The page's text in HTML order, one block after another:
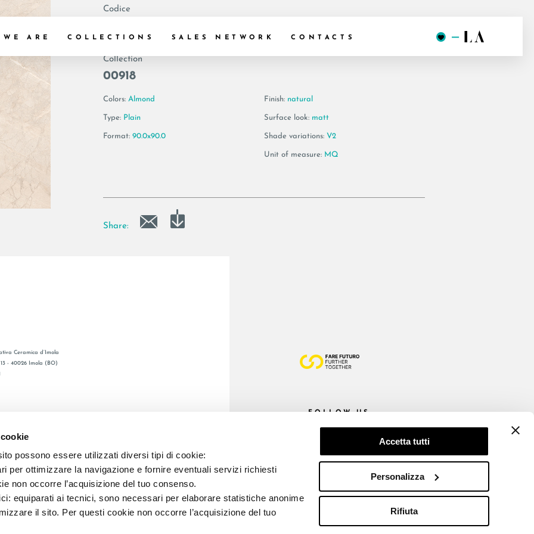
possono essere utilizzati diversi tipi di cookie:
per ottimizzare la navigazione e fornire eventuali servizi richiesti
non occorre l’acquisizione del tuo consenso.
equiparati ai tecnici, sono necessari per elaborare statistiche anonime
il sito. Per questi cookie non occorre l’acquisizione del tuo
Accetta tutti
Personalizza
Rifiuta
WE ARE COLLECTIONS SALES NETWORK CONTACTS
Codice
Collection
00918
Colors: Almond
Type: Plain
Format: 90.0x90.0
Finish: natural
Surface look: matt
Shade variations: V2
Unit of measure: MQ
Share:
Ceramica d’Imola
- 40026 Imola (BO)
FOLLOW US
E REG. IMPR. BO 00286900378 R.E.A. BO 5545